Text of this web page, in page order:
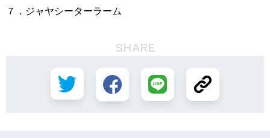
７．ジャヤシーターラーム
SHARE